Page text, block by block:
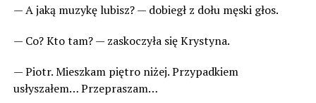
— A jaką muzykę lubisz? — dobiegł z dołu męski głos.
— Co? Kto tam? — zaskoczyła się Krystyna.
— Piotr. Mieszkam piętro niżej. Przypadkiem
usłyszałem… Przepraszam…